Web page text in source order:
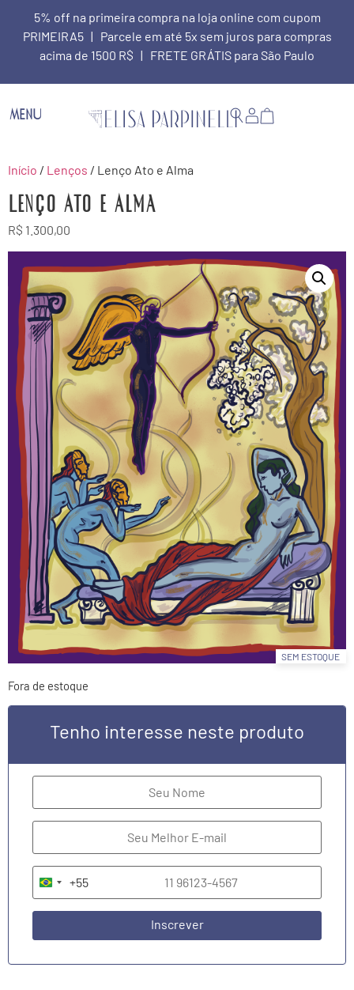
5% off na primeira compra na loja online com cupom
PRIMEIRA5 | Parcele em até 5x sem juros para compras
acima de 1500 R$ | FRETE GRÁTIS para São Paulo
MENU
Início / Lenços / Lenço Ato e Alma
Lenço Ato e Alma
R$ 1.300,00
SEM ESTOQUE
Fora de estoque
Tenho interesse neste produto
Brazil +55
+55
Inscrever